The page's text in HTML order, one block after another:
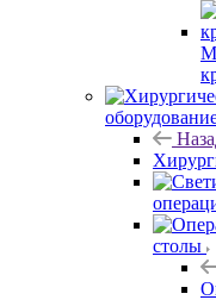
столы